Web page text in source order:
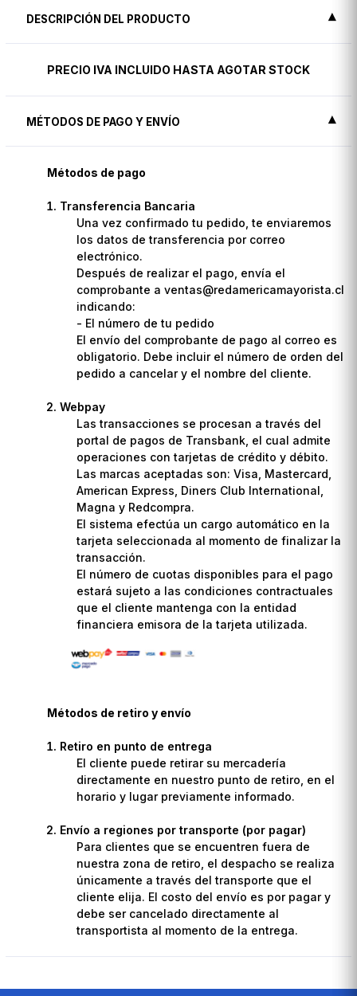
DESCRIPCIÓN DEL PRODUCTO
PRECIO IVA INCLUIDO HASTA AGOTAR STOCK
MÉTODOS DE PAGO Y ENVÍO
Métodos de pago
Transferencia Bancaria
Una vez confirmado tu pedido, te enviaremos
los datos de transferencia por correo
electrónico.
Después de realizar el pago, envía el
comprobante a ventas@redamericamayorista.cl
indicando:
- El número de tu pedido
El envío del comprobante de pago al correo es
obligatorio. Debe incluir el número de orden del
pedido a cancelar y el nombre del cliente.
Webpay
Las transacciones se procesan a través del
portal de pagos de Transbank, el cual admite
operaciones con tarjetas de crédito y débito.
Las marcas aceptadas son: Visa, Mastercard,
American Express, Diners Club International,
Magna y Redcompra.
El sistema efectúa un cargo automático en la
tarjeta seleccionada al momento de finalizar la
transacción.
El número de cuotas disponibles para el pago
estará sujeto a las condiciones contractuales
que el cliente mantenga con la entidad
financiera emisora de la tarjeta utilizada.
Métodos de retiro y envío
Retiro en punto de entrega
El cliente puede retirar su mercadería
directamente en nuestro punto de retiro, en el
horario y lugar previamente informado.
Envío a regiones por transporte (por pagar)
Para clientes que se encuentren fuera de
nuestra zona de retiro, el despacho se realiza
únicamente a través del transporte que el
cliente elija. El costo del envío es por pagar y
debe ser cancelado directamente al
transportista al momento de la entrega.